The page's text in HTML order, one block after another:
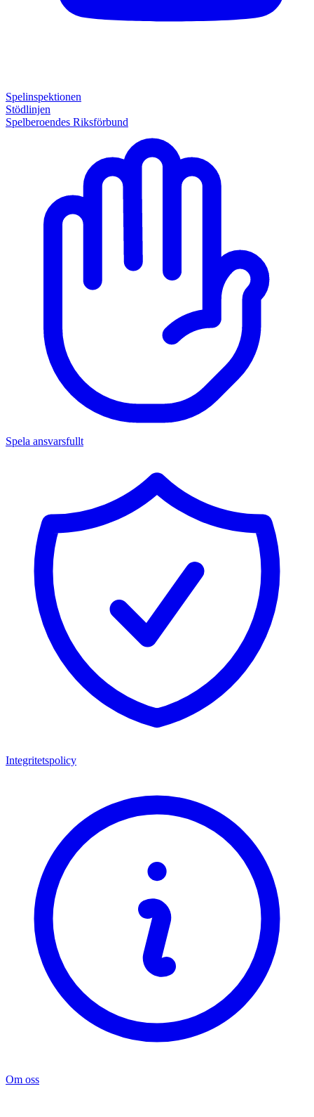
Spelinspektionen
Stödlinjen
Spelberoendes Riksförbund
Spela ansvarsfullt
Integritetspolicy
Om oss